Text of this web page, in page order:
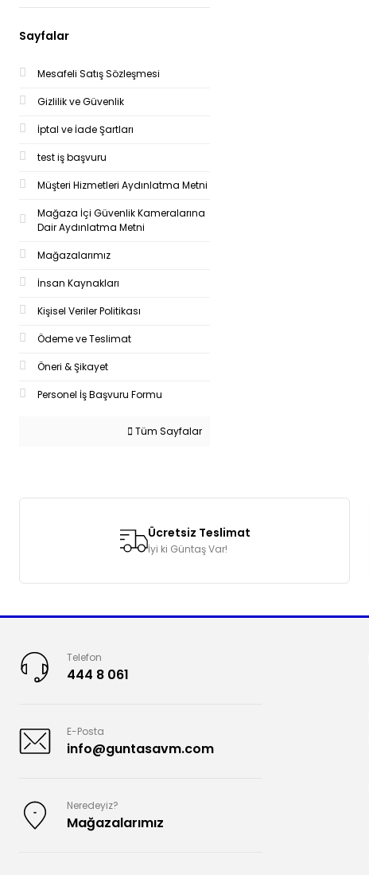
Sayfalar
Mesafeli Satış Sözleşmesi
Gizlilik ve Güvenlik
İptal ve İade Şartları
test iş başvuru
Müşteri Hizmetleri Aydınlatma Metni
Mağaza İçi Güvenlik Kameralarına
Dair Aydınlatma Metni
Mağazalarımız
İnsan Kaynakları
Kişisel Veriler Politikası
Ödeme ve Teslimat
Öneri & Şikayet
Personel İş Başvuru Formu
Tüm Sayfalar
Ücretsiz Teslimat
İyi ki Güntaş Var!
Telefon
444 8 061
E-Posta
info@guntasavm.com
Neredeyiz?
Mağazalarımız